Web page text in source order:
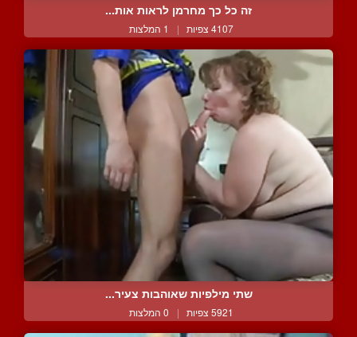
זה כל כך מחרמן לראות אות...
4107 צפיות | 1 המלצות
שתי מילפיות שאוהבות צעיר...
5921 צפיות | 0 המלצות